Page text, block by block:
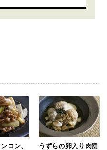
コン、
うずらの卵入り肉団